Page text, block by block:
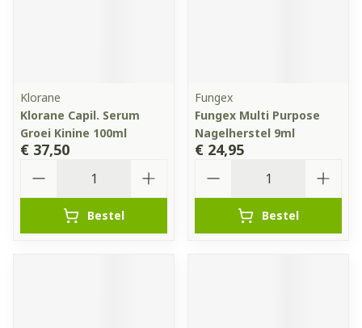
Klorane
Klorane Capil. Serum
Groei Kinine 100ml
€ 37,50
Bestel
Fungex
Fungex Multi Purpose
Nagelherstel 9ml
€ 24,95
Bestel